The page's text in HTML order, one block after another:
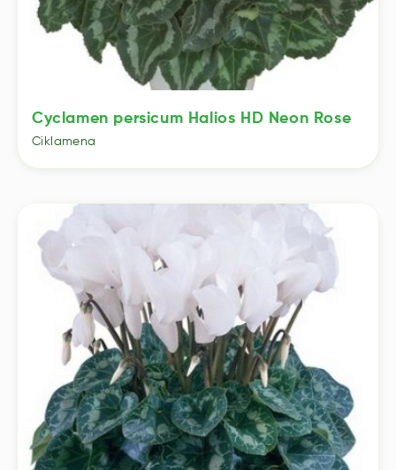
Cyclamen persicum Halios HD Neon Rose
Ciklamena